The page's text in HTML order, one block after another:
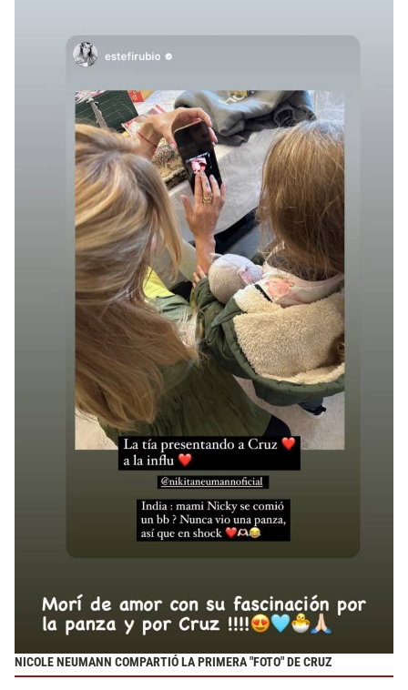
NICOLE NEUMANN COMPARTIÓ LA PRIMERA "FOTO" DE CRUZ